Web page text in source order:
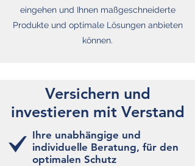
eingehen und Ihnen maßgeschneiderte
Produkte und optimale Lösungen anbieten
können.
Versichern und
investieren mit Verstand
Ihre unabhängige und
individuelle Beratung, für den
optimalen Schutz